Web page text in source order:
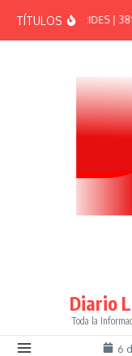
TÍTULOSEFEMÉRIDES |
Diario
Toda la
6